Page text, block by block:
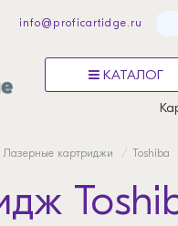
info@proficartidge.ru
КАТАЛОГ
Лазерные картриджи Toshiba